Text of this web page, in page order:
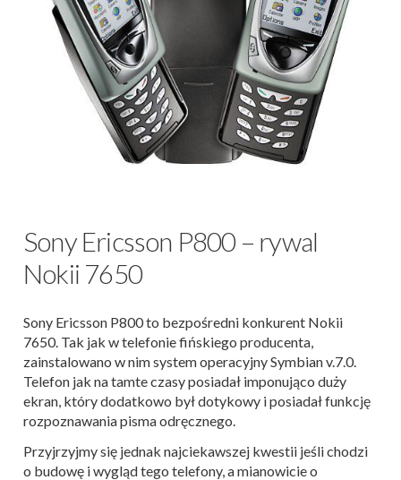
Sony Ericsson P800 – rywal
Nokii 7650
Sony Ericsson P800 to bezpośredni konkurent Nokii
7650. Tak jak w telefonie fińskiego producenta,
zainstalowano w nim system operacyjny Symbian v.7.0.
Telefon jak na tamte czasy posiadał imponująco duży
ekran, który dodatkowo był dotykowy i posiadał funkcję
rozpoznawania pisma odręcznego.
Przyjrzyjmy się jednak najciekawszej kwestii jeśli chodzi
o budowę i wygląd tego telefony, a mianowicie o